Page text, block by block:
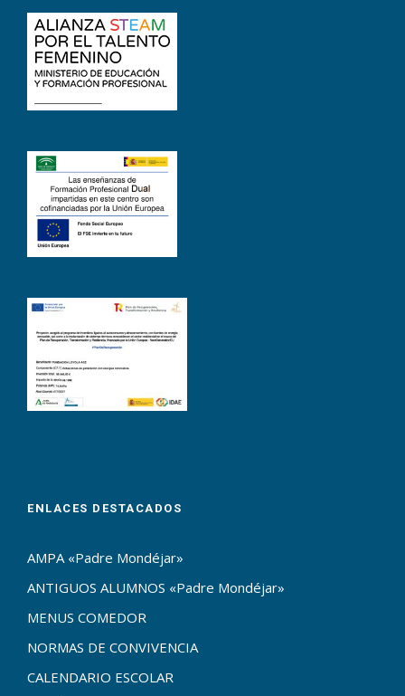
ENLACES DESTACADOS
AMPA «Padre Mondéjar»
ANTIGUOS ALUMNOS «Padre Mondéjar»
MENUS COMEDOR
NORMAS DE CONVIVENCIA
CALENDARIO ESCOLAR